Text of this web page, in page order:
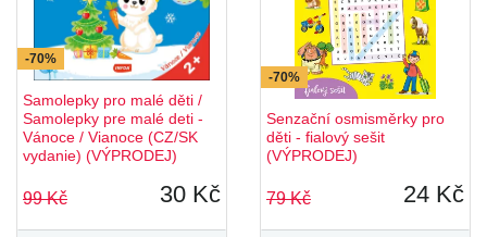
-70%
Samolepky pro malé děti /
Samolepky pre malé deti -
Vánoce / Vianoce (CZ/SK
vydanie) (VÝPRODEJ)
99 Kč 30 Kč
-70%
Senzační osmisměrky pro
děti - fialový sešit
(VÝPRODEJ)
79 Kč 24 Kč